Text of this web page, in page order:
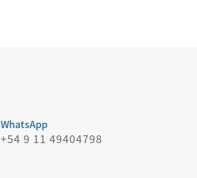
WhatsApp
+54 9 11 49404798